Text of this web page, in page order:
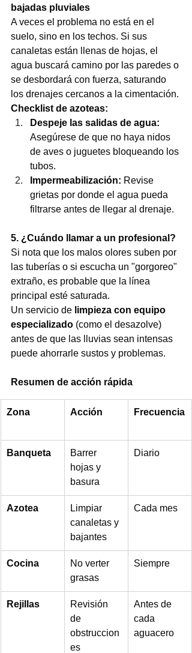
bajadas pluviales
A veces el problema no está en el
suelo, sino en los techos. Si sus
canaletas están llenas de hojas, el
agua buscará camino por las paredes o
se desbordará con fuerza, saturando
los drenajes cercanos a la cimentación.
Checklist de azoteas:
Despeje las salidas de agua:
Asegúrese de que no haya nidos
de aves o juguetes bloqueando los
tubos.
Impermeabilización: Revise
grietas por donde el agua pueda
filtrarse antes de llegar al drenaje.
5. ¿Cuándo llamar a un profesional?
Si nota que los malos olores suben por
las tuberías o si escucha un "gorgoreo"
extraño, es probable que la línea
principal esté saturada.
Un servicio de limpieza con equipo
especializado (como el desazolve)
antes de que las lluvias sean intensas
puede ahorrarle sustos y problemas.
Resumen de acción rápida
Zona Acción Frecuencia
Banqueta
Barrer
hojas y
basura
Diario
Azotea
Limpiar
canaletas y
bajantes
Cada mes
Cocina
No verter
grasas
Siempre
Rejillas
Revisión
de
obstruccion
es
Antes de
cada
aguacero